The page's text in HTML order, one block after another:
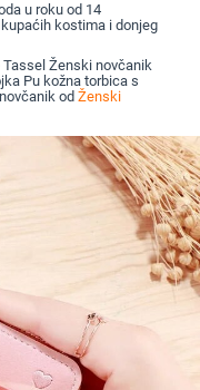
u roku od 14
kostima i donjeg
Tassel Ženski novčanik
Pu kožna torbica s
od Ženski